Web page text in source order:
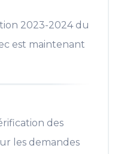
2023-2024 du
est maintenant
des
les demandes